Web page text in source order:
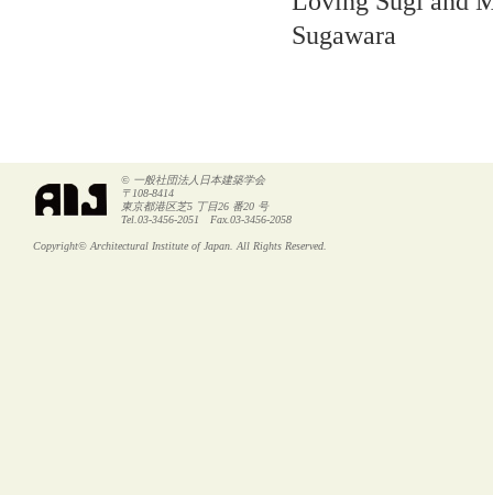
Sugawara
© 一般社団法人日本建築学会
〒108-8414
東京都港区芝5 丁目26 番20 号
Tel.03-3456-2051 Fax.03-3456-2058
Copyright© Architectural Institute of Japan. All Rights Reserved.